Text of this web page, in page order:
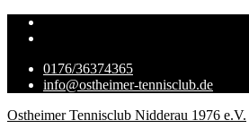
0176/36374365
info@ostheimer-tennisclub.de
Ostheimer Tennisclub Nidderau 1976 e.V.